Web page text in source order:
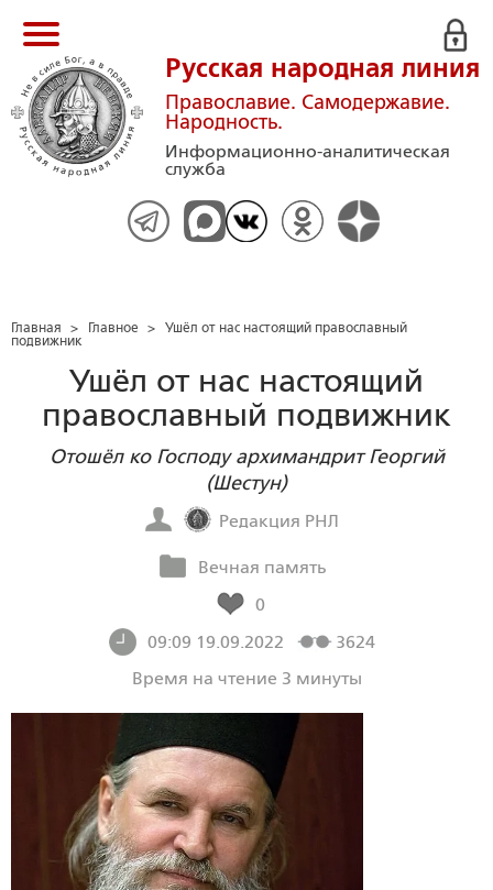
Русская народная линия
Православие. Самодержавие.
Народность.
Информационно-аналитическая
служба
Главная > Главное > Ушёл от нас настоящий православный
подвижник
Ушёл от нас настоящий
православный подвижник
Отошёл ко Господу архимандрит Георгий
(Шестун)
Редакция РНЛ
Вечная память
0
09:09 19.09.2022
3624
Время на чтение 3 минуты